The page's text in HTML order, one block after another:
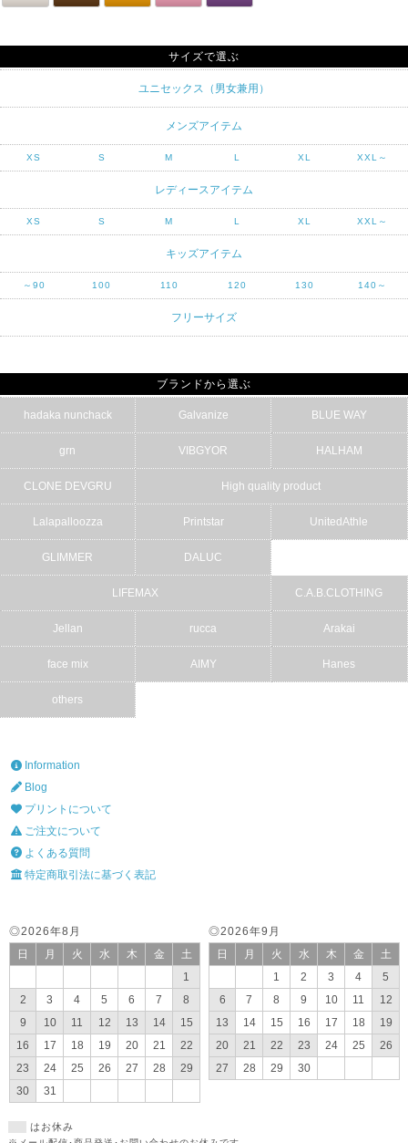
サイズで選ぶ
ユニセックス（男女兼用）
メンズアイテム
XS S M L XL XXL～
レディースアイテム
XS S M L XL XXL～
キッズアイテム
～90 100 110 120 130 140～
フリーサイズ
ブランドから選ぶ
hadaka nunchack Galvanize BLUE WAY
grn VIBGYOR HALHAM
CLONE DEVGRU High quality product
Lalapalloozza Printstar UnitedAthle
GLIMMER DALUC
LIFEMAX C.A.B.CLOTHING
Jellan rucca Arakai
face mix AIMY Hanes
others
Information
Blog
プリントについて
ご注文について
よくある質問
特定商取引法に基づく表記
◎2026年9月
日
月 火 水 木 金
土
1
2 3 4
5
6
7 8 9 10 11
12
13
14 15 16 17 18
19
20
21 22 23 24 25
26
27
28 29 30
◎2026年8月
日
月 火 水 木 金
土
1
2
3 4 5 6 7
8
9
10 11 12 13 14
15
16
17 18 19 20 21
22
23
24 25 26 27 28
29
30
31
はお休み